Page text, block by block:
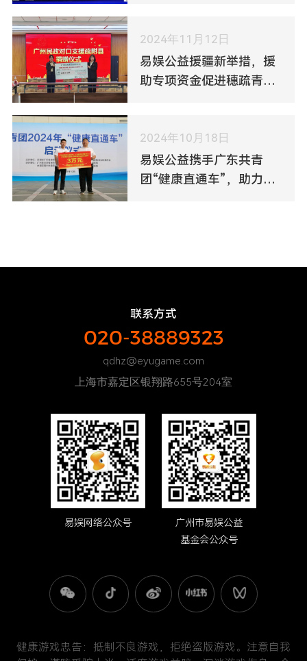
2024年11月12日
易娱公益援疆新举措，援
助专项资金促进穗疏青少
2024年10月18日
易娱公益携手广东共青
团“健康直通车”，助力广
联系方式
020-38889323
qdhz@eyugame.com
上海市嘉定区银翔路655号204室
易娱网络公众号
广州市易娱公益
基金会公众号
健康游戏忠告：抵制不良游戏，拒绝盗版游戏。注意自我